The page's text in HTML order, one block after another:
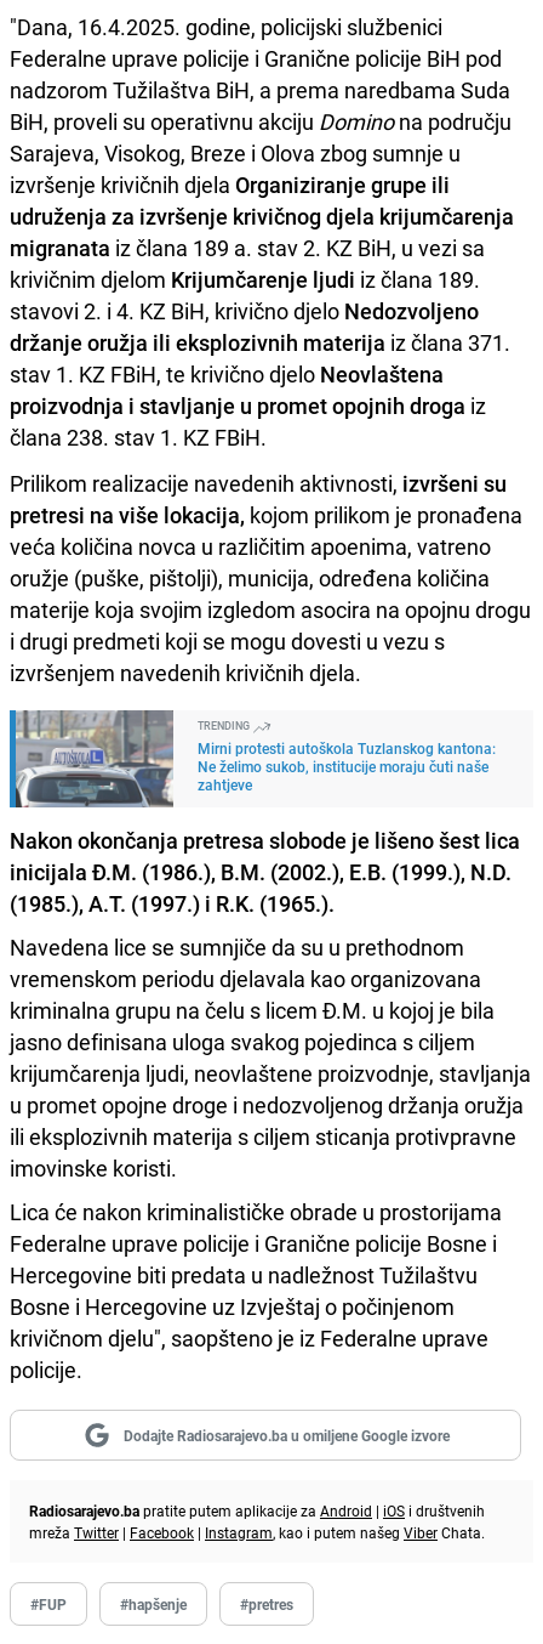
"Dana, 16.4.2025. godine, policijski službenici
Federalne uprave policije i Granične policije BiH pod
nadzorom Tužilaštva BiH, a prema naredbama Suda
BiH, proveli su operativnu akciju Dominona području
Sarajeva, Visokog, Breze i Olova zbog sumnje u
izvršenje krivičnih djela Organiziranje grupe ili
udruženja za izvršenje krivičnog djela krijumčarenja
migranata iz člana 189 a. stav 2. KZ BiH, u vezi sa
krivičnim djelom Krijumčarenje ljudi iz člana 189.
stavovi 2. i 4. KZ BiH, krivično djelo Nedozvoljeno
držanje oružja ili eksplozivnih materija iz člana 371.
stav 1. KZ FBiH, te krivično djelo Neovlaštena
proizvodnja i stavljanje u promet opojnih droga iz
člana 238. stav 1. KZ FBiH.
Prilikom realizacije navedenih aktivnosti, izvršeni su
pretresi na više lokacija, kojom prilikom je pronađena
veća količina novca u različitim apoenima, vatreno
oružje (puške, pištolji), municija, određena količina
materije koja svojim izgledom asocira na opojnu drogu
i drugi predmeti koji se mogu dovesti u vezu s
izvršenjem navedenih krivičnih djela.
TRENDING
Mirni protesti autoškola Tuzlanskog kantona:
Ne želimo sukob, institucije moraju čuti naše
zahtjeve
Nakon okončanja pretresa slobode je lišeno šest lica
inicijala Đ.M. (1986.), B.M. (2002.), E.B. (1999.), N.D.
(1985.), A.T. (1997.) i R.K. (1965.).
Navedena lice se sumnjiče da su u prethodnom
vremenskom periodu djelavala kao organizovana
kriminalna grupu na čelu s licem Đ.M. u kojoj je bila
jasno definisana uloga svakog pojedinca s ciljem
krijumčarenja ljudi, neovlaštene proizvodnje, stavljanja
u promet opojne droge i nedozvoljenog držanja oružja
ili eksplozivnih materija s ciljem sticanja protivpravne
imovinske koristi.
Lica će nakon kriminalističke obrade u prostorijama
Federalne uprave policije i Granične policije Bosne i
Hercegovine biti predata u nadležnost Tužilaštvu
Bosne i Hercegovine uz Izvještaj o počinjenom
krivičnom djelu", saopšteno je iz Federalne uprave
policije.
Dodajte Radiosarajevo.ba u omiljene Google izvore
Radiosarajevo.bapratite putem aplikacije za Android | iOS i društvenih
mreža Twitter | Facebook | Instagram, kao i putem našeg ViberChata.
#FUP #hapšenje #pretres